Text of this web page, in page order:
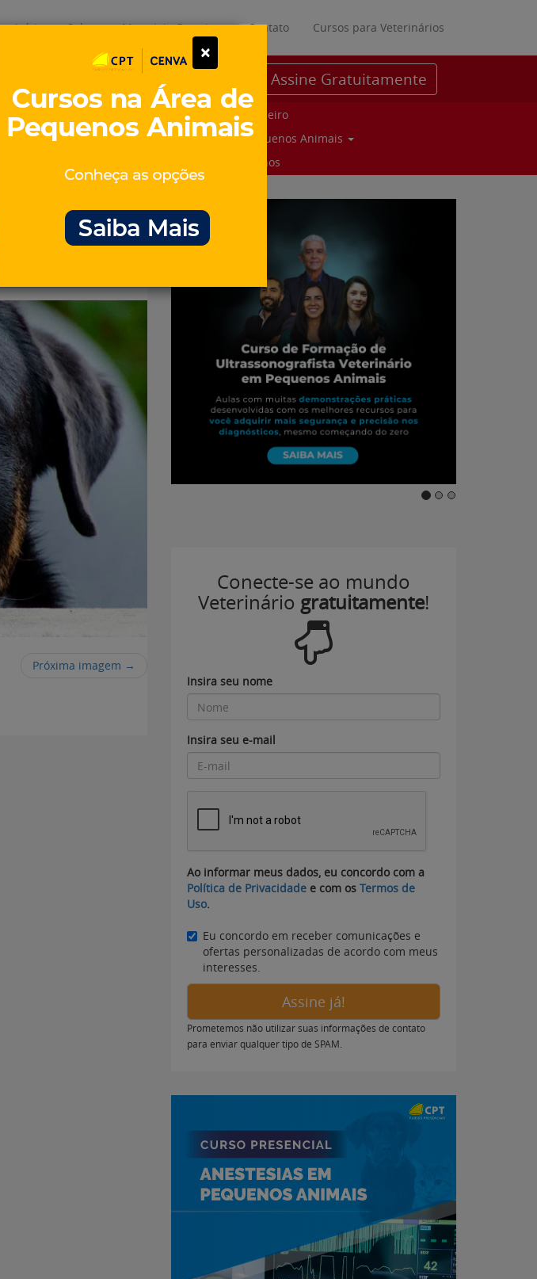
Início Sobre Materiais Gratuitos Contato Cursos para Veterinários
Assine Gratuitamente
Equinos
Parceiro
Pequenos Animais
Suinos
Próxima imagem →
Conecte-se ao mundo
Veterinário gratuitamente!
Insira seu nome
Insira seu e-mail
Ao informar meus dados, eu concordo com a
Política de Privacidade e com os Termos de
Uso.
Eu concordo em receber comunicações e
ofertas personalizadas de acordo com meus
interesses.
Assine já!
Prometemos não utilizar suas informações de contato
para enviar qualquer tipo de SPAM.
×